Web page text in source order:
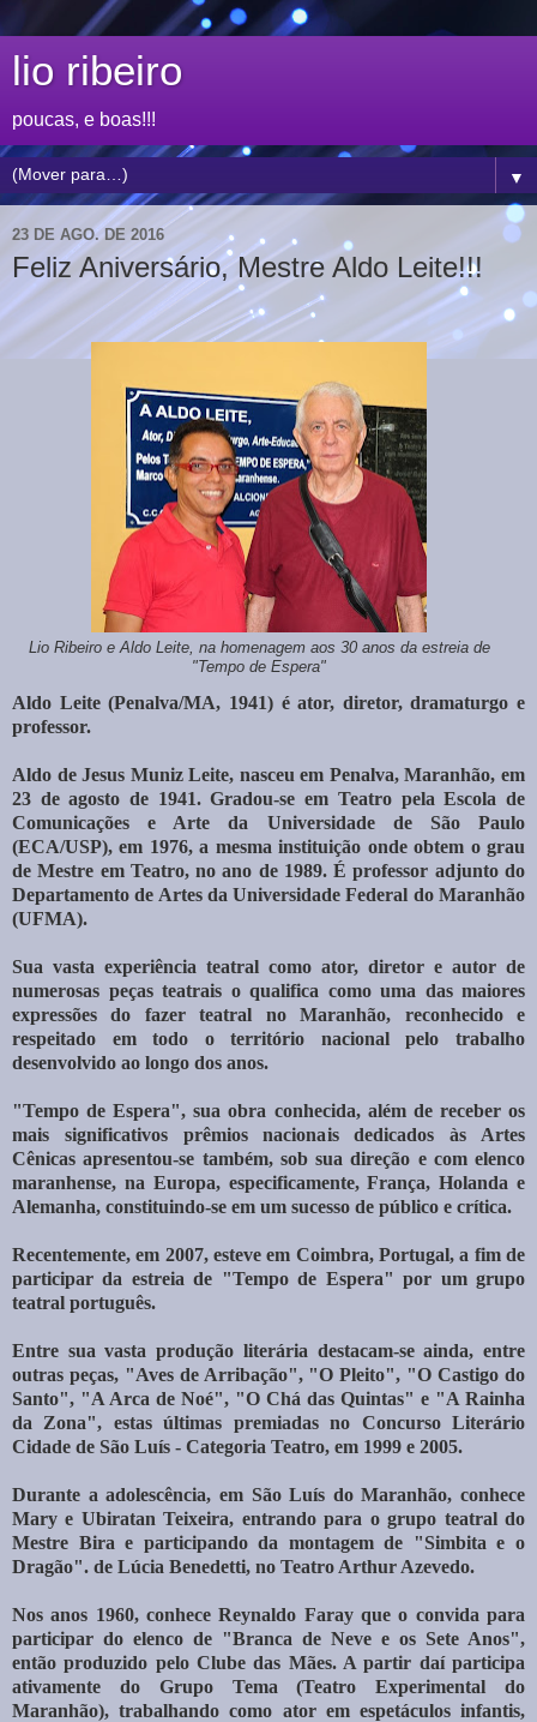
lio ribeiro
poucas, e boas!!!
▼
23 DE AGO. DE 2016
Feliz Aniversário, Mestre Aldo Leite!!!
Lio Ribeiro e Aldo Leite, na homenagem aos 30 anos da estreia de
"Tempo de Espera"
Aldo Leite (Penalva/MA, 1941) é ator, diretor, dramaturgo e
professor.
Aldo de Jesus Muniz Leite, nasceu em Penalva, Maranhão, em
23 de agosto de 1941. Gradou-se em Teatro pela Escola de
Comunicações e Arte da Universidade de São Paulo
(ECA/USP), em 1976, a mesma instituição onde obtem o grau
de Mestre em Teatro, no ano de 1989. É professor adjunto do
Departamento de Artes da Universidade Federal do Maranhão
(UFMA).
Sua vasta experiência teatral como ator, diretor e autor de
numerosas peças teatrais o qualifica como uma das maiores
expressões do fazer teatral no Maranhão, reconhecido e
respeitado em todo o território nacional pelo trabalho
desenvolvido ao longo dos anos.
"Tempo de Espera", sua obra conhecida, além de receber os
mais significativos prêmios nacionais dedicados às Artes
Cênicas apresentou-se também, sob sua direção e com elenco
maranhense, na Europa, especificamente, França, Holanda e
Alemanha, constituindo-se em um sucesso de público e crítica.
Recentemente, em 2007, esteve em Coimbra, Portugal, a fim de
participar da estreia de "Tempo de Espera" por um grupo
teatral português.
Entre sua vasta produção literária destacam-se ainda, entre
outras peças, "Aves de Arribação", "O Pleito", "O Castigo do
Santo", "A Arca de Noé", "O Chá das Quintas" e "A Rainha
da Zona", estas últimas premiadas no Concurso Literário
Cidade de São Luís - Categoria Teatro, em 1999 e 2005.
Durante a adolescência, em São Luís do Maranhão, conhece
Mary e Ubiratan Teixeira, entrando para o grupo teatral do
Mestre Bira e participando da montagem de "Simbita e o
Dragão". de Lúcia Benedetti, no Teatro Arthur Azevedo.
Nos anos 1960, conhece Reynaldo Faray que o convida para
participar do elenco de "Branca de Neve e os Sete Anos",
então produzido pelo Clube das Mães. A partir daí participa
ativamente do Grupo Tema (Teatro Experimental do
Maranhão), trabalhando como ator em espetáculos infantis,